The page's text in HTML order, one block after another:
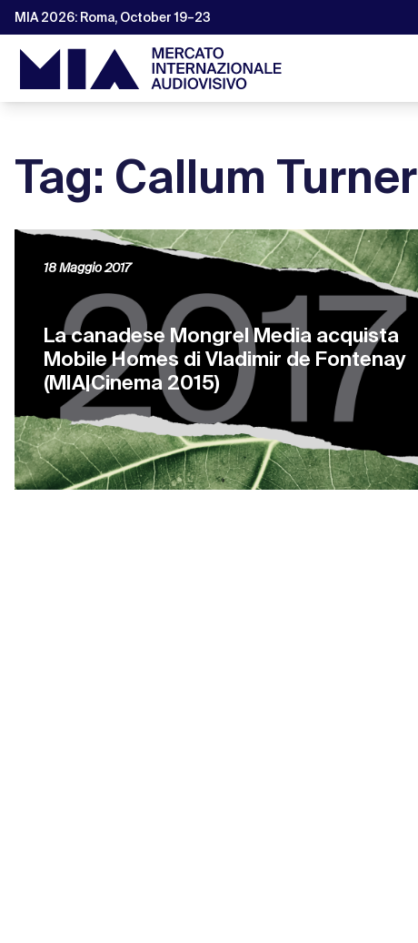
MIA 2026: Roma, October 19–23
Tag: Callum Turner
La canadese Mongrel Media acquista
Mobile Homes di Vladimir de Fontenay
(MIA|Cinema 2015)
18 Maggio 2017